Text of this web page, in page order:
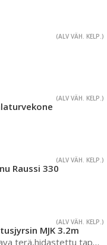
(ALV VÄH. KELP.)
(ALV VÄH. KELP.)
(ALV VÄH. KELP.)
Raussi 330
(ALV VÄH. KELP.)
MJK 3.2m
tappiterälle